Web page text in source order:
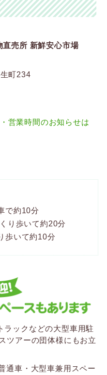
売所 新鮮安心市場
町234
営業時間のお知らせは
で約10分
り歩いて約20分
歩いて約10分
ラックなどの大型車用駐
ツアーの団体様にもお立
通車・大型車兼用スペー